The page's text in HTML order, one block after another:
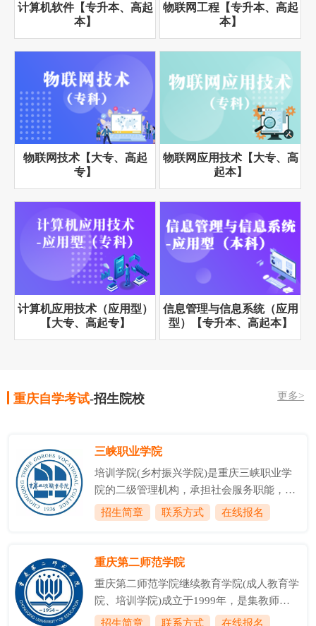
计算机软件【专升本、高起
本】
物联网工程【专升本、高起
本】
物联网技术【大专、高起
专】
物联网应用技术【大专、高
起本】
计算机应用技术（应用型）
【大专、高起专】
信息管理与信息系统（应用
型）【专升本、高起本】
重庆自学考试-招生院校 更多>
三峡职业学院
培训学院(乡村振兴学院)是重庆三峡职业学
院的二级管理机构，承担社会服务职能，负
责职业培训、技能等级评价及鉴定、成人学
历教育、自学考试和服务乡村振兴等工作。
养基地、重庆市高技能人才培训基地、重庆
村劳动力转移培训基地和万州区农业经理人
培训基地。学院现有国家职业技能鉴定考评
招生简章 联系方式 在线报名
重庆第二师范学院
重庆第二师范学院继续教育学院(成人教育学
院、培训学院)成立于1999年，是集教师继
续教育、管理干部培训、成人高等教育、普
招生简章 联系方式 在线报名